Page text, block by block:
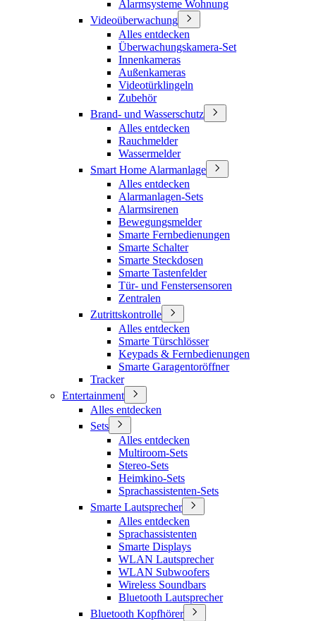
Alarmsysteme Wohnung
Videoüberwachung
Alles entdecken
Überwachungskamera-Set
Innenkameras
Außenkameras
Videotürklingeln
Zubehör
Brand- und Wasserschutz
Alles entdecken
Rauchmelder
Wassermelder
Smart Home Alarmanlage
Alles entdecken
Alarmanlagen-Sets
Alarmsirenen
Bewegungsmelder
Smarte Fernbedienungen
Smarte Schalter
Smarte Steckdosen
Smarte Tastenfelder
Tür- und Fenstersensoren
Zentralen
Zutrittskontrolle
Alles entdecken
Smarte Türschlösser
Keypads & Fernbedienungen
Smarte Garagentoröffner
Tracker
Entertainment
Alles entdecken
Sets
Alles entdecken
Multiroom-Sets
Stereo-Sets
Heimkino-Sets
Sprachassistenten-Sets
Smarte Lautsprecher
Alles entdecken
Sprachassistenten
Smarte Displays
WLAN Lautsprecher
WLAN Subwoofers
Wireless Soundbars
Bluetooth Lautsprecher
Bluetooth Kopfhörer